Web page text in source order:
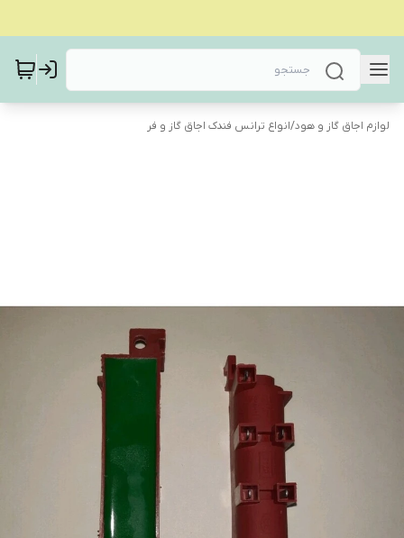
لوازم اجاق گاز و هود/انواع ترانس فندک اجاق گاز و فر